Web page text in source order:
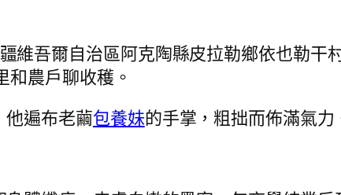
維吾爾自治區阿克陶縣皮拉勒鄉依也勒干
和農戶聊收穫。
他遍布老繭包養妹的手掌，粗拙而佈滿氣力